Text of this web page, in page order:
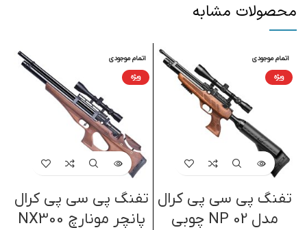
محصولات مشابه
اتمام موجودی
ویژه
تفنگ پی سی پی کرال
مدل NP 02 چوبی
اتمام موجودی
ویژه
تفنگ پی سی پی کرال
پانچر مونارچ NX300